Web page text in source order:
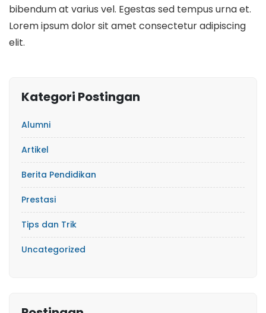
bibendum at varius vel. Egestas sed tempus urna et.
Lorem ipsum dolor sit amet consectetur adipiscing
elit.
Kategori Postingan
Alumni
Artikel
Berita Pendidikan
Prestasi
Tips dan Trik
Uncategorized